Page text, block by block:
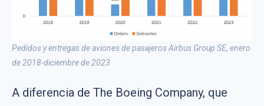
Pedidos y entregas de aviones de pasajeros Airbus Group SE, enero
de 2018-diciembre de 2023
A diferencia de The Boeing Company, que